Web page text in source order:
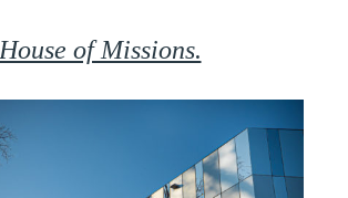
House of Missions.